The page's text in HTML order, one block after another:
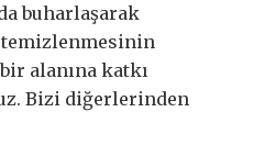
buharlaşarak
temizlenmesinin
alanına katkı
Bizi diğerlerinden